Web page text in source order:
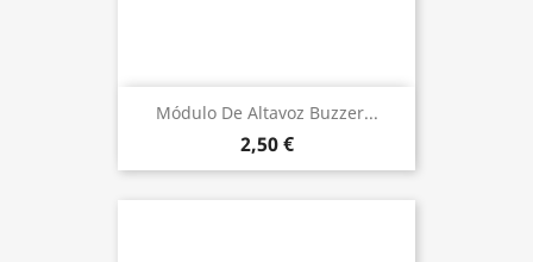
Módulo De Altavoz Buzzer...
2,50 €